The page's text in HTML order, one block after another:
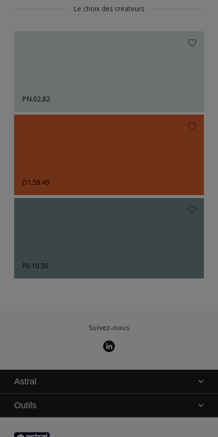
Le choix des créateurs
PN.02.82
D1.58.49
P0.10.50
Suivez-nous
Astral
La marque
Service technique
Contact
Outils